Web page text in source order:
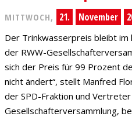
MITTWOCH, 21. November
Der Trinkwasserpreis bleibt im
der RWW-
sich der Preis für 99 Prozent
nicht ändert“, stellt Manfred
der SPD-Fraktion und
Gesellschafterversammlung,